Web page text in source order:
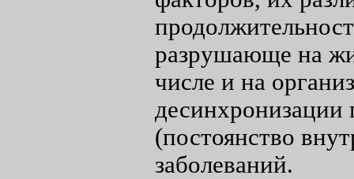
разрушающе на
числе и на
десинхронизации
(постоянство
заболеваний.